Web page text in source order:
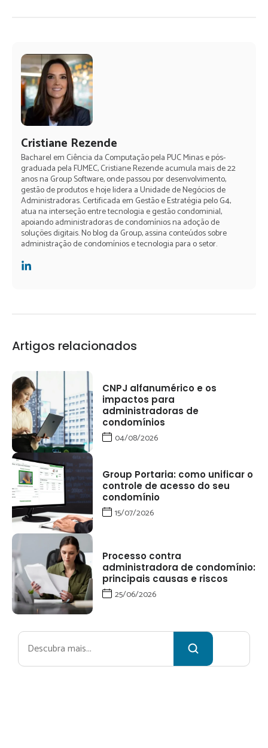
Cristiane Rezende
Bacharel em Ciência da Computação pela PUC Minas e pós-
graduada pela FUMEC, Cristiane Rezende acumula mais de 22
anos na Group Software, onde passou por desenvolvimento,
gestão de produtos e hoje lidera a Unidade de Negócios de
Administradoras. Certificada em Gestão e Estratégia pelo G4,
atua na interseção entre tecnologia e gestão condominial,
apoiando administradoras de condomínios na adoção de
soluções digitais. No blog da Group, assina conteúdos sobre
administração de condomínios e tecnologia para o setor.
Artigos relacionados
CNPJ alfanumérico e os
impactos para
administradoras de
condomínios
04/08/2026
Group Portaria: como unificar o
controle de acesso do seu
condomínio
15/07/2026
Processo contra
administradora de condomínio:
principais causas e riscos
25/06/2026
Pesquisar